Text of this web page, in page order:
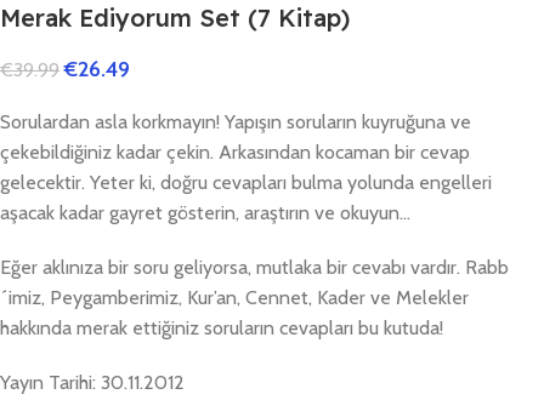
Merak Ediyorum Set (7 Kitap)
€39.99 €26.49
Sorulardan asla korkmayın! Yapışın soruların kuyruğuna ve
çekebildiğiniz kadar çekin. Arkasından kocaman bir cevap
gelecektir. Yeter ki, doğru cevapları bulma yolunda engelleri
aşacak kadar gayret gösterin, araştırın ve okuyun…
Eğer aklınıza bir soru geliyorsa, mutlaka bir cevabı vardır. Rabb
´imiz, Peygamberimiz, Kur’an, Cennet, Kader ve Melekler
hakkında merak ettiğiniz soruların cevapları bu kutuda!
Yayın Tarihi: 30.11.2012